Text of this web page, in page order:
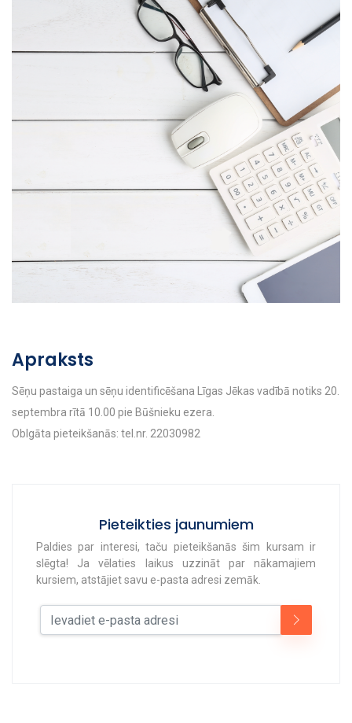
Apraksts
Sēņu pastaiga un sēņu identificēšana Līgas Jēkas vadībā notiks 20.
septembra rītā 10.00 pie Būšnieku ezera.
Oblgāta pieteikšanās: tel.nr. 22030982
Pieteikties jaunumiem
Paldies par interesi, taču pieteikšanās šim kursam ir
slēgta! Ja vēlaties laikus uzzināt par nākamajiem
kursiem, atstājiet savu e-pasta adresi zemāk.